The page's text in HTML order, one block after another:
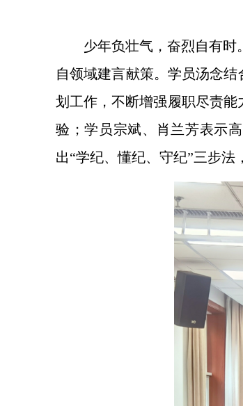
少年负壮气，奋烈自有
自领域建言献策。学员汤念
划工作，不断增强履职尽责能
验；学员宗斌、肖兰芳表示
出“学纪、懂纪、守纪”三步法